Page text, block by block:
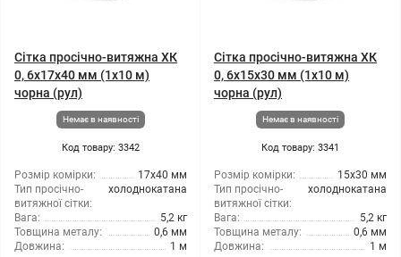
Сітка просічно-витяжна ХК
0, 6x17x40 мм (1x10 м)
чорна (рул)
Немає в наявності
Код товару: 3342
Розмір комірки:
17x40 мм
Тип просічно-
витяжної сітки:
холоднокатана
Вага:
5,2 кг
Товщина металу:
0,6 мм
Довжина:
1 м
Сітка просічно-витяжна ХК
0, 6x15x30 мм (1x10 м)
чорна (рул)
Немає в наявності
Код товару: 3341
Розмір комірки:
15x30 мм
Тип просічно-
витяжної сітки:
холоднокатана
Вага:
5,2 кг
Товщина металу:
0,6 мм
Довжина:
1 м